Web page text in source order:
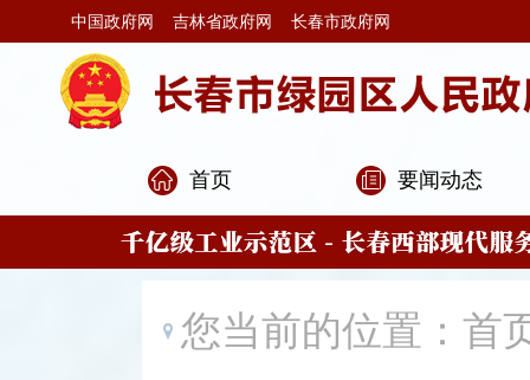
中国政府网 吉林省政府网 长春市政府网
首页 要闻动态
您当前的位置： 首